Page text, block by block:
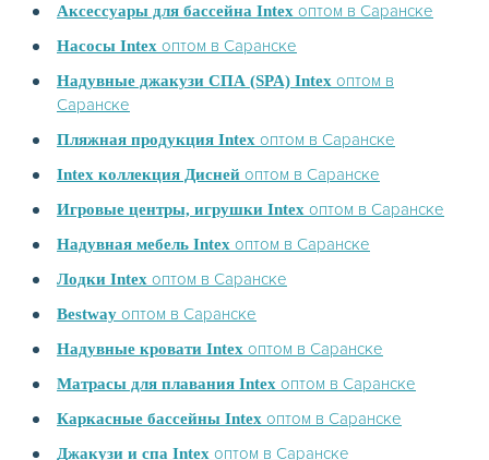
Аксессуары для бассейна Intex оптом в Саранске
Насосы Intex оптом в Саранске
Надувные джакузи СПА (SPA) Intex оптом в
Саранске
Пляжная продукция Intex оптом в Саранске
Intex коллекция Дисней оптом в Саранске
Игровые центры, игрушки Intex оптом в Саранске
Надувная мебель Intex оптом в Саранске
Лодки Intex оптом в Саранске
Bestway оптом в Саранске
Надувные кровати Intex оптом в Саранске
Матрасы для плавания Intex оптом в Саранске
Каркасные бассейны Intex оптом в Саранске
Джакузи и спа Intex оптом в Саранске